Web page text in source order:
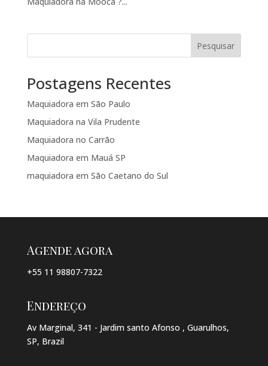
Pesquisar
Postagens Recentes
Maquiadora em São Paulo
Maquiadora na Vila Prudente
Maquiadora no Carrão
Maquiadora em Mauá SP
maquiadora em São Caetano do Sul
Agende agora
+55 11 98807-7322
Endereço
Av Marginal, 341 - Jardim santo Afonso , Guarulhos,
SP, Brazil